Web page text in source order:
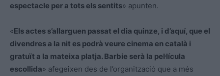
espectacle per a tots els sentits» apunten.
«Els actes s’allarguen passat el dia quinze, i d’aquí, que el
divendres a la nit es podrà veure cinema en català i
gratuït a la mateixa platja. Barbie serà la pel·lícula
escollida» afegeixen des de l’organització que a més